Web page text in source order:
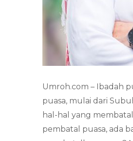
Umroh.com – Ibadah
puasa, mulai dari
hal-hal yang
pembatal puasa, ada